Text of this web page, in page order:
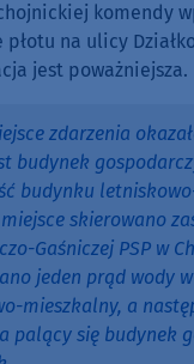
komendy
płotu na ulicy
jest poważniejsza.
zdarzenia
budynek
budynku
skierowano
Gaśniczej PSP w
jeden prąd wody
mieszkalny, a
palący się budynek